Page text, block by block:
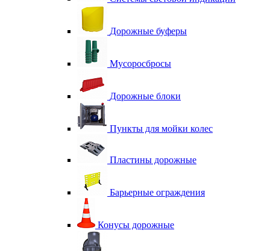
Дорожные буферы
Мусоросбросы
Дорожные блоки
Пункты для мойки колес
Пластины дорожные
Барьерные ограждения
Конусы дорожные